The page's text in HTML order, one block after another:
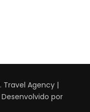
. Travel Agency |
Desenvolvido por